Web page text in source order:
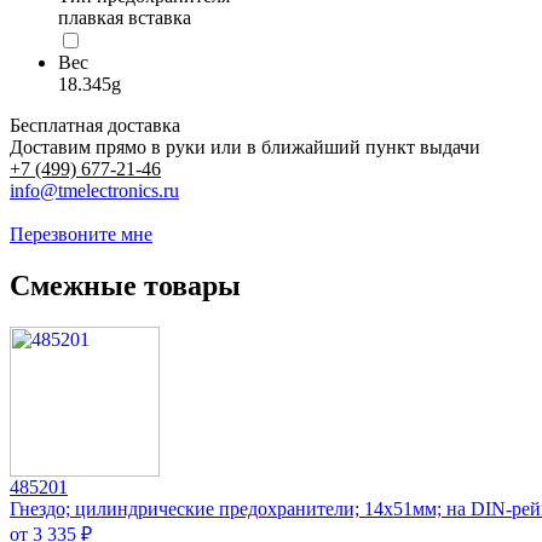
плавкая вставка
Вес
18.345g
Бесплатная доставка
Доставим прямо в руки или в ближайший пункт выдачи
+7 (499) 677-21-46
info@tmelectronics.ru
Перезвоните мне
Смежные товары
485201
Гнездо; цилиндрические предохранители; 14x51мм; на DIN-
от 3 335 ₽